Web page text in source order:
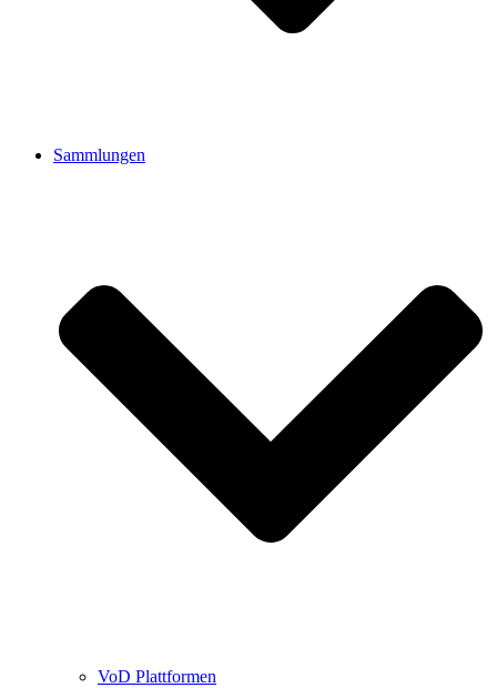
Sammlungen
VoD Plattformen